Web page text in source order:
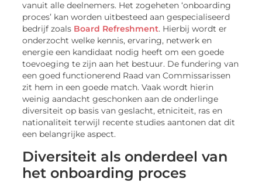
vanuit alle deelnemers. Het zogeheten ‘onboarding
proces’ kan worden uitbesteed aan gespecialiseerd
bedrijf zoals Board Refreshment. Hierbij wordt er
onderzocht welke kennis, ervaring, netwerk en
energie een kandidaat nodig heeft om een goede
toevoeging te zijn aan het bestuur. De fundering van
een goed functionerend Raad van Commissarissen
zit hem in een goede match. Vaak wordt hierin
weinig aandacht geschonken aan de onderlinge
diversiteit op basis van geslacht, etniciteit, ras en
nationaliteit terwijl recente studies aantonen dat dit
een belangrijke aspect.
Diversiteit als onderdeel van
het onboarding proces